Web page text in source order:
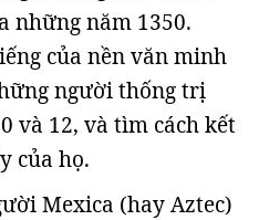
những năm 1350.
của nền văn minh
người thống trị
và 12, và tìm cách kết
của họ.
Mexica (hay Aztec)